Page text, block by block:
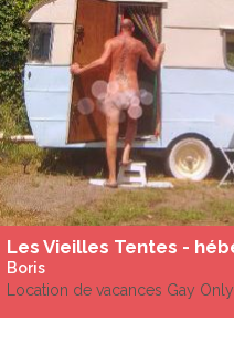
Boris
Location de vacances Gay Only